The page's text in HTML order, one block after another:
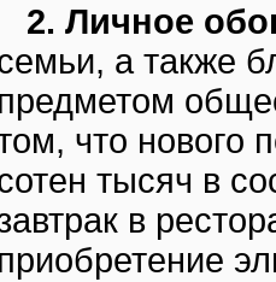
2. Личное
а также
предметом
что нового
тысяч в
в
приобретение